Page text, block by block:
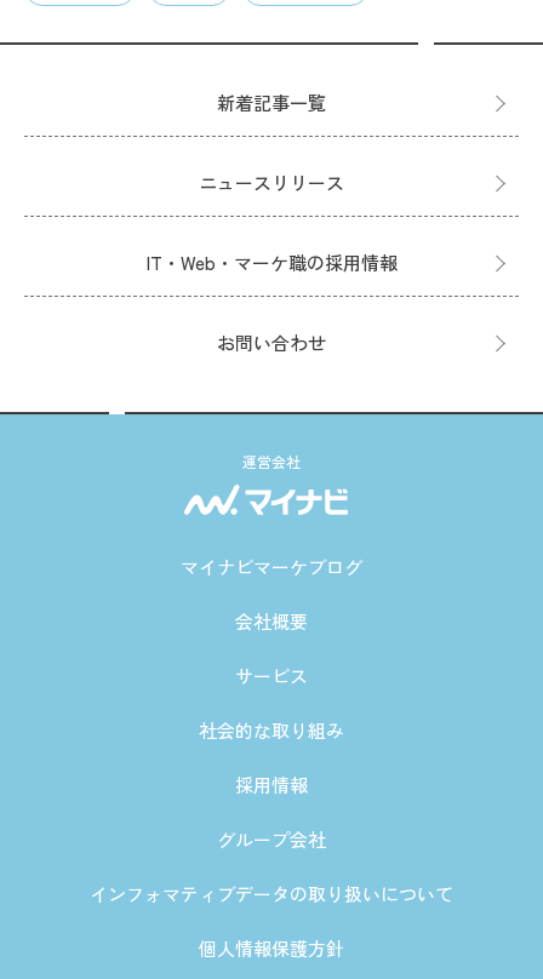
新着記事一覧
ニュースリリース
IT・Web・マーケ職の採用情報
お問い合わせ
運営会社
マイナビマーケブログ
会社概要
サービス
社会的な取り組み
採用情報
グループ会社
インフォマティブデータの取り扱いについて
個人情報保護方針